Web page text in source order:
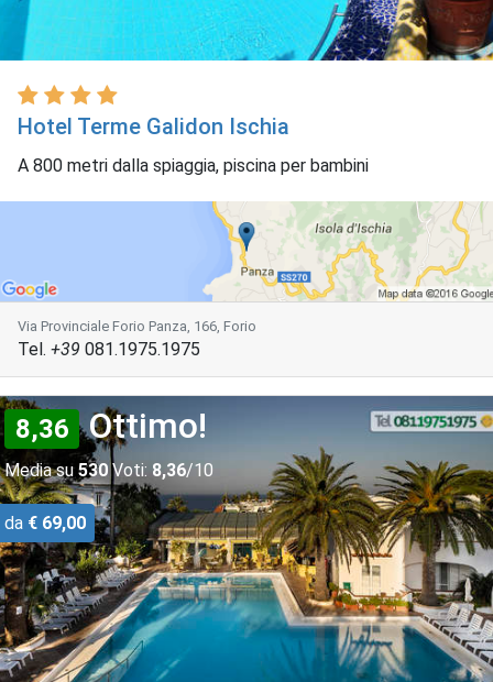
Hotel Terme Galidon Ischia
A 800 metri dalla spiaggia, piscina per bambini
Via Provinciale Forio Panza, 166, Forio
Tel. +39 081.1975.1975
8,36 Ottimo!
Media su 530 Voti: 8,36/10
da € 69,00